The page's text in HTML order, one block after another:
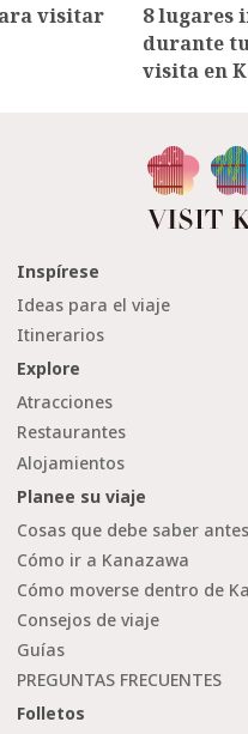
visitar
8 lugares
durante
visita en
Inspírese
Ideas para el viaje
Itinerarios
Explore
Atracciones
Restaurantes
Alojamientos
Planee su viaje
Cosas que debe saber
Cómo ir a Kanazawa
Cómo moverse dentro de
Consejos de viaje
Guías
PREGUNTAS FRECUENTES
Folletos